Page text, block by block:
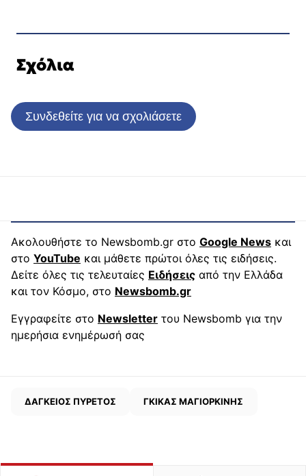
Σχόλια
Συνδεθείτε για να σχολιάσετε
Ακολουθήστε το Newsbomb.gr στο Google News και
στο YouTube και μάθετε πρώτοι όλες τις ειδήσεις.
Δείτε όλες τις τελευταίες Ειδήσεις από την Ελλάδα
και τον Κόσμο, στο Newsbomb.gr
Εγγραφείτε στο Newsletter του Newsbomb για την
ημερήσια ενημέρωσή σας
ΔΑΓΚΕΙΟΣ ΠΥΡΕΤΟΣ ΓΚΙΚΑΣ ΜΑΓΙΟΡΚΙΝΗΣ